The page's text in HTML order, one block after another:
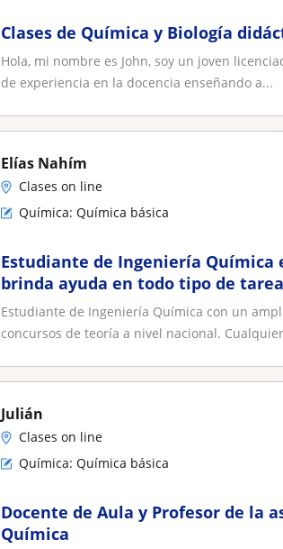
Clases de Química y Biología
Hola, mi nombre es John, soy un joven
de experiencia en la docencia enseñando a...
Elías Nahím
Clases on line
Química: Química básica
Estudiante de Ingeniería Química
brinda ayuda en todo tipo de
relacionadas a Química General
Estudiante de Ingeniería Química con un
concursos de teoría a nivel nacional.
Julián
Clases on line
Química: Química básica
Docente de Aula y Profesor de la
Química